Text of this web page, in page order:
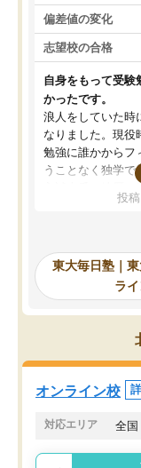
偏差値の変化
志望校の合格
自身をもって受験
かったです。
浪人をしていた時
なりました。現役
勉強に誰かからフ
うことなく独学で
入試本番に地歴の
合格となってし
東大毎日塾にたど
の長期計画や日々
いて客観的なアド
ので、自信をもっ
ことができました
のやり方や進捗管
には特におすすめ
投
東大毎日塾｜
ラ
オンライン校
対応エリア 全国